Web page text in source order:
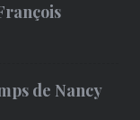
de Nancy